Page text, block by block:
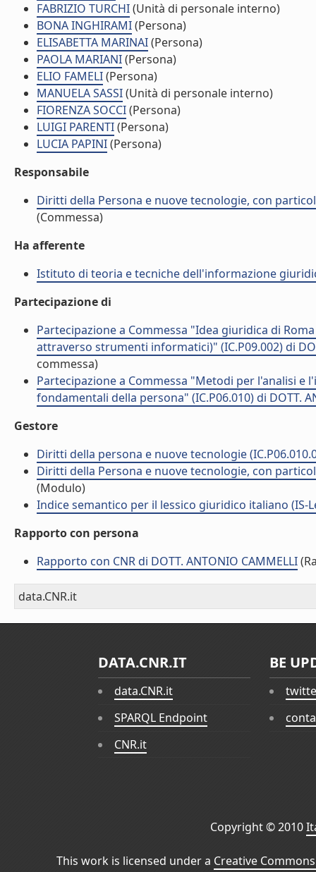
FABRIZIO TURCHI(Unità di personale interno)
BONA INGHIRAMI(Persona)
ELISABETTA MARINAI(Persona)
PAOLA MARIANI(Persona)
ELIO FAMELI(Persona)
MANUELA SASSI(Unità di personale interno)
FIORENZA SOCCI(Persona)
LUIGI PARENTI(Persona)
LUCIA PAPINI(Persona)
Responsabile
Diritti della Persona e nuove tecnologie, con
(Commessa)
Ha afferente
Istituto di teoria e tecniche dell'informazione
Partecipazione di
Partecipazione a Commessa "Idea giuridica di
attraverso strumenti informatici)" (IC.P09.002) di
commessa)
Partecipazione a Commessa "Metodi per l'analisi
fondamentali della persona" (IC.P06.010) di DOTT.
Gestore
Diritti della persona e nuove tecnologie
Diritti della Persona e nuove tecnologie, con
(Modulo)
Indice semantico per il lessico giuridico italiano (IS-
Rapporto con persona
Rapporto con CNR di DOTT. ANTONIO CAMMELLI
data.CNR.it
DATA.CNR.IT
data.CNR.it
SPARQL Endpoint
CNR.it
BE
Copyright © 2010
This work is licensed under a Creative